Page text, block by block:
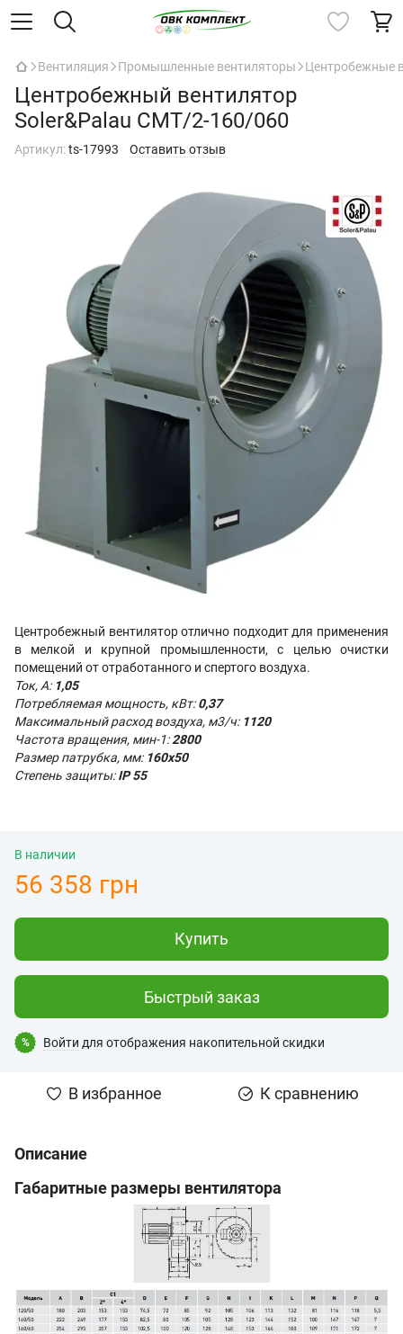
Вентиляция Промышленные вентиляторы Центробежные
Центробежный вентилятор
Soler&Palau CMT/2-160/060
Артикул:ts-17993 Оставить отзыв
Центробежный вентилятор отлично подходит для применения
в мелкой и крупной промышленности, с целью очистки
помещений от отработанного и спертого воздуха.
Ток, А: 1,05
Потребляемая мощность, кВт:0,37
Максимальный расход воздуха, м3/ч: 1120
Частота вращения, мин-1:2800
Размер патрубка, мм: 160х50
Степень защиты:IP 55
В наличии
56 358 грн
Купить
Быстрый заказ
% Войти для отображения накопительной скидки
В избранное К сравнению
Описание
Габаритные размеры вентилятора